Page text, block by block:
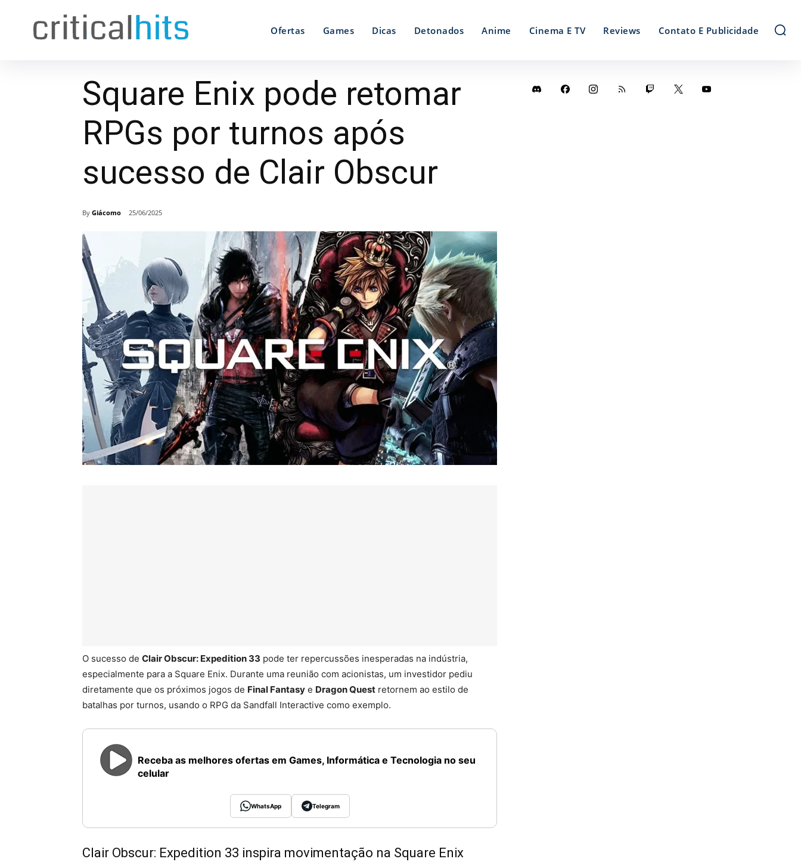
Ofertas Games Dicas Detonados Anime Cinema E TV Reviews Contato E Publicidade
Square Enix pode retomar
RPGs por turnos após
sucesso de Clair Obscur
By Giácomo 25/06/2025
O sucesso de Clair Obscur: Expedition 33 pode ter repercussões inesperadas na indústria,
especialmente para a Square Enix. Durante uma reunião com acionistas, um investidor pediu
diretamente que os próximos jogos de Final Fantasy e Dragon Quest retornem ao estilo de
batalhas por turnos, usando o RPG da Sandfall Interactive como exemplo.
Receba as melhores ofertas em Games, Informática e Tecnologia no seu
celular
WhatsApp Telegram
Clair Obscur: Expedition 33 inspira movimentação na Square Enix